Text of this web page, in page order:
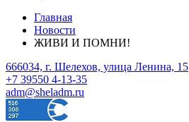
Главная
Новости
ЖИВИ И ПОМНИ!
666034, г. Шелехов, улица Ленина, 15
+7 39550 4-13-35
adm@sheladm.ru